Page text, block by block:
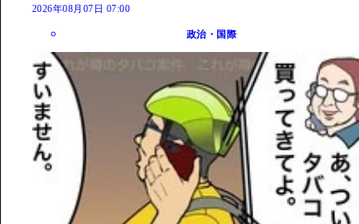
2026年08月07日 07:00
政治・国際